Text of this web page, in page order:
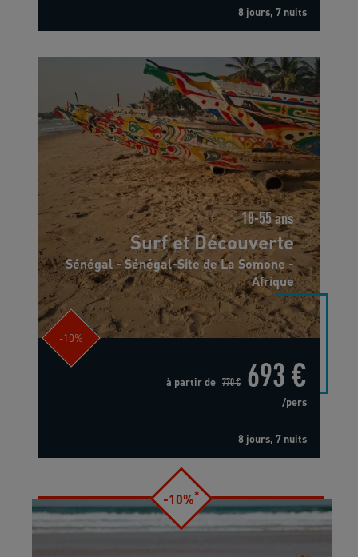
8 jours, 7 nuits
18-55 ans
Surf et Découverte
Sénégal - Sénégal-Site de La Somone -
Afrique
-10%
à partir de 770 € 693 €
/pers
8 jours, 7 nuits
-10%*